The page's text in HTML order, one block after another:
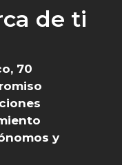
de ti
70
y